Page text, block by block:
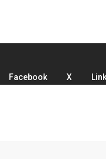
Facebook X